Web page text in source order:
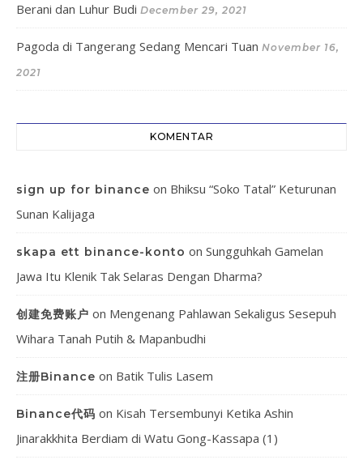
Berani dan Luhur Budi December 29, 2021
Pagoda di Tangerang Sedang Mencari Tuan November 16,
2021
KOMENTAR
sign up for binance on Bhiksu “Soko Tatal” Keturunan
Sunan Kalijaga
skapa ett binance-konto on Sungguhkah Gamelan
Jawa Itu Klenik Tak Selaras Dengan Dharma?
创建免费账户 on Mengenang Pahlawan Sekaligus Sesepuh
Wihara Tanah Putih & Mapanbudhi
注册Binance on Batik Tulis Lasem
Binance代码 on Kisah Tersembunyi Ketika Ashin
Jinarakkhita Berdiam di Watu Gong-Kassapa (1)